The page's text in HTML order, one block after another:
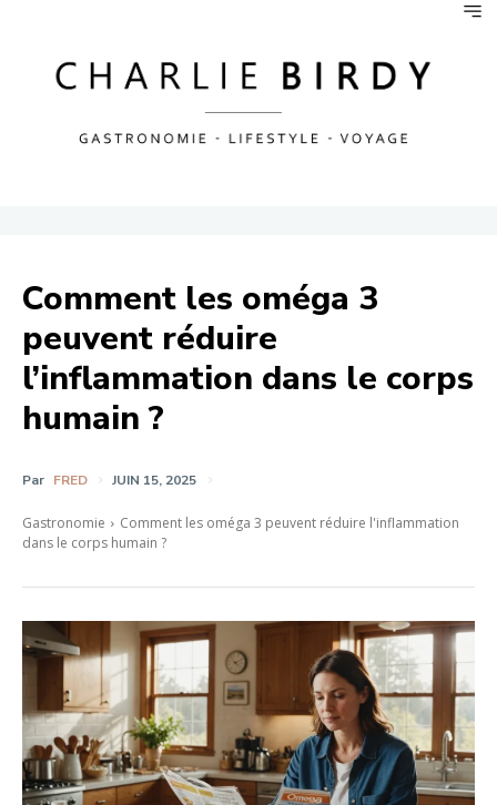
Comment les oméga 3
peuvent réduire
l’inflammation dans le corps
humain ?
Par FRED JUIN 15, 2025
Gastronomie
Comment les oméga 3 peuvent réduire l'inflammation
dans le corps humain ?